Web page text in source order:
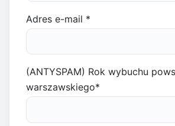
Adres e-mail *
(ANTYSPAM) Rok wybuchu
warszawskiego*